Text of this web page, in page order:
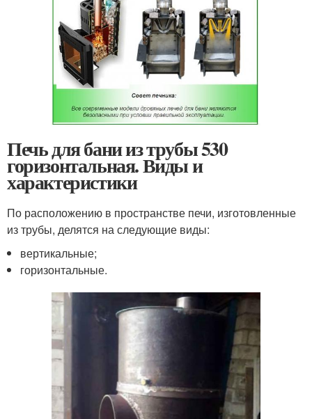
Печь для бани из трубы 530
горизонтальная. Виды и
характеристики
По расположению в пространстве печи, изготовленные
из трубы, делятся на следующие виды:
вертикальные;
горизонтальные.